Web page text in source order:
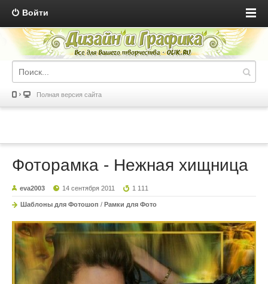
Войти
Полная версия сайта
Фоторамка - Нежная хищница
eva2003 14 сентября 2011 1 111
Шаблоны для Фотошоп / Рамки для Фото